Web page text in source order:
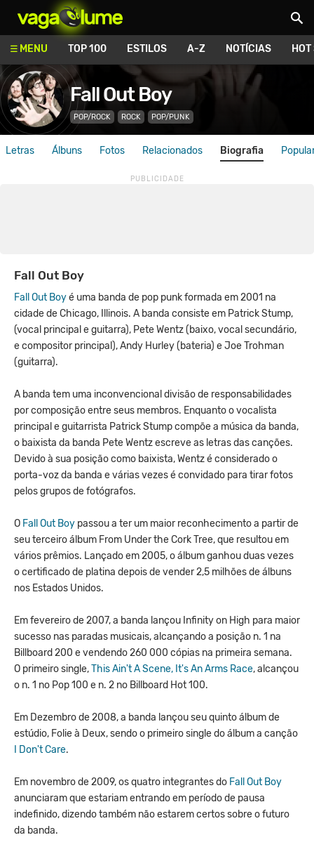
MENU TOP 100 ESTILOS A-Z NOTÍCIAS
Fall Out Boy
POP/ROCK ROCK POP/PUNK
Letras Álbuns Fotos Relacionados Biografia
Fall Out Boy
Fall Out Boyé uma banda de pop punk formada em 2001 na
cidade de Chicago, Illinois. A banda consiste em Patrick Stump,
(vocal principal e guitarra), Pete Wentz (baixo, vocal secundário,
e compositor principal), Andy Hurley (bateria) e Joe Trohman
(guitarra).
A banda tem uma inconvencional divisão de responsabilidades
por composição entre seus membros. Enquanto o vocalista
principal e guitarrista Patrick Stump compõe a música da banda,
o baixista da banda Pete Wentz escreve as letras das canções.
Devido à sua posição como baixista, Wentz é considerado o
porta-voz da banda e várias vezes é convidado para tirar fotos
pelos grupos de fotógrafos.
O Fall Out Boy passou a ter um maior reconhecimento a partir de
seu terceiro álbum From Under the Cork Tree, que resultou em
vários prêmios. Lançado em 2005, o álbum ganhou duas vezes
o certificado de platina depois de vender 2,5 milhões de álbuns
nos Estados Unidos.
Em fevereiro de 2007, a banda lançou Infinity on High para maior
sucesso nas paradas musicais, alcançando a posição n. 1 na
Billboard 200 e vendendo 260 000 cópias na primeira semana.
O primeiro single,This Ain't A Scene, It's An Arms Race, alcançou
o n. 1 no Pop 100 e n. 2 no Billboard Hot 100.
Em Dezembro de 2008, a banda lançou seu quinto álbum de
estúdio, Folie à Deux, sendo o primeiro single do álbum a canção
I Don't Care.
Em novembro de 2009, os quatro integrantes do Fall Out Boy
anunciaram que estariam entrando em período de pausa
indefinido, dizendo também não estarem certos sobre o futuro
da banda.